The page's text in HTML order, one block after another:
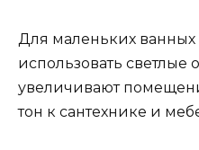
Для маленьких ванных
использовать светлые
увеличивают
тон к сантехнике и